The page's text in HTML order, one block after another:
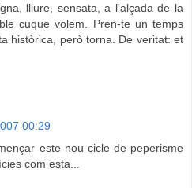
lliure, sensata, a l'alçada de la
cuque volem. Pren-te un temps
històrica, però torna. De veritat: et
00:29
este nou cicle de peperisme
com esta...